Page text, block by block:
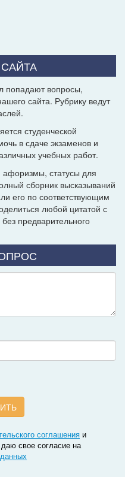
попадают вопросы,
сайта. Рубрику ведут
студенческой
в сдаче экзаменов и
учебных работ.
афоризмы, статусы для
сборник высказываний
его по соответствующим
любой цитатой с
предварительного
соглашения и
свое согласие на